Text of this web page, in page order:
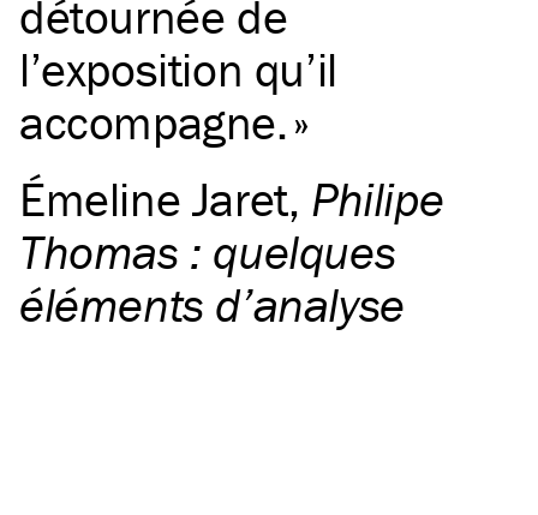
détournée de
l’exposition qu’il
accompagne.
Émeline Jaret, Philipe
Thomas : quelques
éléments d’analyse